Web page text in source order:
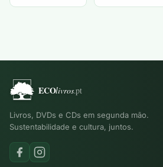
Livros, DVDs e CDs em segunda mão.
Sustentabilidade e cultura, juntos.